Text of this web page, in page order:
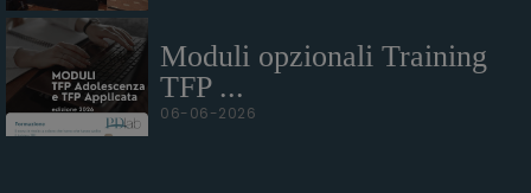
Moduli opzionali Training
TFP ...
06-06-2026